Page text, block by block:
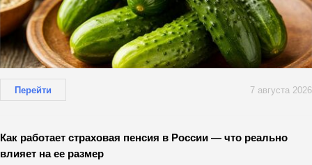
Перейти 7 августа 2026
Как работает страховая пенсия в России — что реально
влияет на ее размер